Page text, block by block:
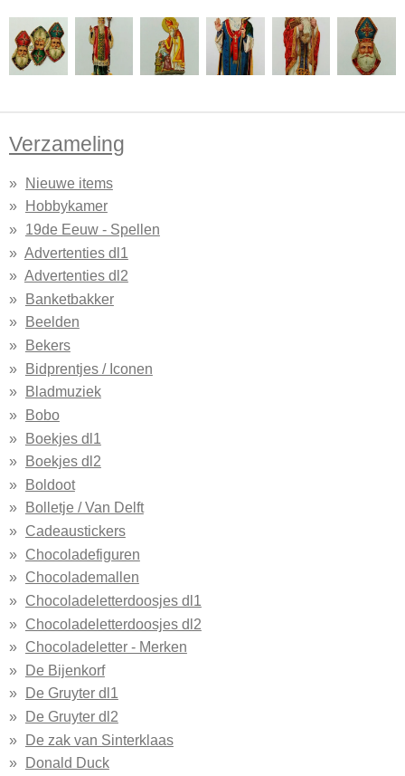
Verzameling
Nieuwe items
Hobbykamer
19de Eeuw - Spellen
Advertenties dl1
Advertenties dl2
Banketbakker
Beelden
Bekers
Bidprentjes / Iconen
Bladmuziek
Bobo
Boekjes dl1
Boekjes dl2
Boldoot
Bolletje / Van Delft
Cadeaustickers
Chocoladefiguren
Chocolademallen
Chocoladeletterdoosjes dl1
Chocoladeletterdoosjes dl2
Chocoladeletter - Merken
De Bijenkorf
De Gruyter dl1
De Gruyter dl2
De zak van Sinterklaas
Donald Duck